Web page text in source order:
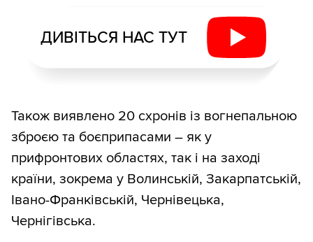
ДИВІТЬСЯ НАС ТУТ
Також виявлено 20 схронів із вогнепальною
зброєю та боєприпасами – як у
прифронтових областях, так і на заході
країни, зокрема у Волинській, Закарпатській,
Івано-Франківській, Чернівецька,
Чернігівська.